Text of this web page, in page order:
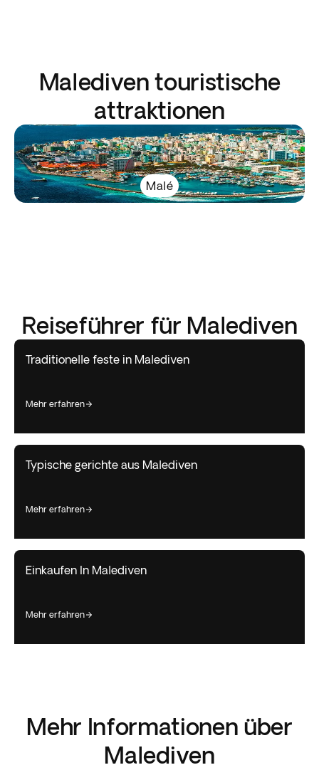
Malediven touristische
attraktionen
Malé
Reiseführer für Malediven
Traditionelle feste in Malediven
mehr erfahren
Typische gerichte aus Malediven
mehr erfahren
Einkaufen In Malediven
mehr erfahren
Mehr Informationen über
Malediven